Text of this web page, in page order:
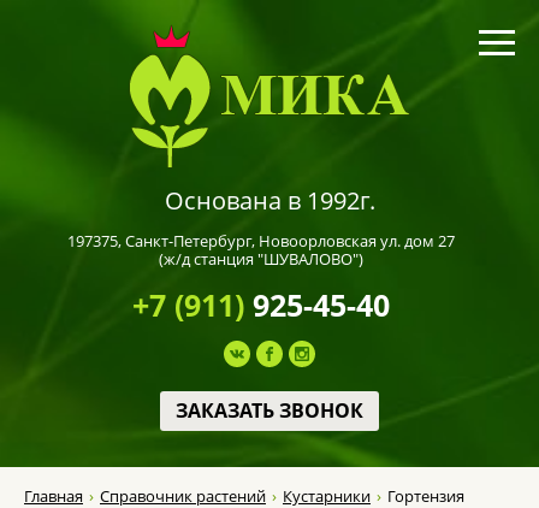
Основана в 1992г.
197375,Санкт-Петербург, Новоорловская ул. дом 27
(ж/д станция "ШУВАЛОВО")
+7 (911)925-45-40
ЗАКАЗАТЬ ЗВОНОК
Главная Справочник растений Кустарники
Гортензия